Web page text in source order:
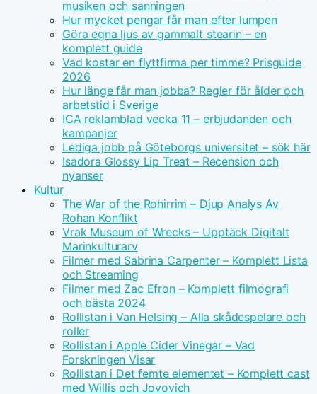
musiken och sanningen
Hur mycket pengar får man efter lumpen
Göra egna ljus av gammalt stearin – en
komplett guide
Vad kostar en flyttfirma per timme? Prisguide
2026
Hur länge får man jobba? Regler för ålder och
arbetstid i Sverige
ICA reklamblad vecka 11 – erbjudanden och
kampanjer
Lediga jobb på Göteborgs universitet – sök här
Isadora Glossy Lip Treat – Recension och
nyanser
Kultur
The War of the Rohirrim – Djup Analys Av
Rohan Konflikt
Vrak Museum of Wrecks – Upptäck Digitalt
Marinkulturarv
Filmer med Sabrina Carpenter – Komplett Lista
och Streaming
Filmer med Zac Efron – Komplett filmografi
och bästa 2024
Rollistan i Van Helsing – Alla skådespelare och
roller
Rollistan i Apple Cider Vinegar – Vad
Forskningen Visar
Rollistan i Det femte elementet – Komplett cast
med Willis och Jovovich